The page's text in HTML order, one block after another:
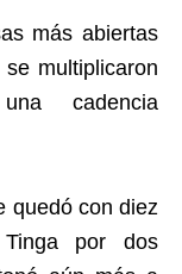
más abiertas
multiplicaron
cadencia
quedó con diez
por dos